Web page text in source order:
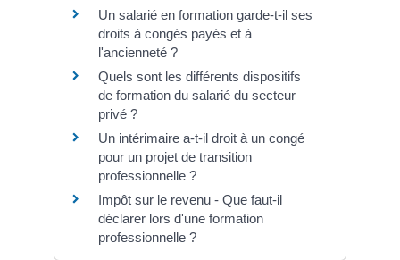
Un salarié en formation garde-t-il ses
droits à congés payés et à
l'ancienneté ?
Quels sont les différents dispositifs
de formation du salarié du secteur
privé ?
Un intérimaire a-t-il droit à un congé
pour un projet de transition
professionnelle ?
Impôt sur le revenu - Que faut-il
déclarer lors d'une formation
professionnelle ?